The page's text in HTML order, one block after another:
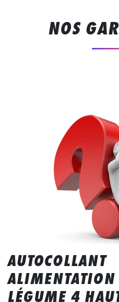
NOS
AUTOCOLLANT
ALIMENTATION
LÉGUME 4